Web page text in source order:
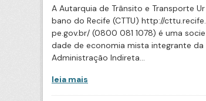
A Autarquia de Trânsito e Transporte Ur
bano do Recife (CTTU) http://cttu.recife.
pe.gov.br/ (0800 081 1078) é uma socie
dade de economia mista integrante da
Administração Indireta...
leia mais